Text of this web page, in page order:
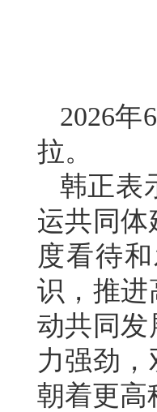
2026
拉。
韩正表
运共同
度看待
识，推
动共同
力强劲
朝着更高